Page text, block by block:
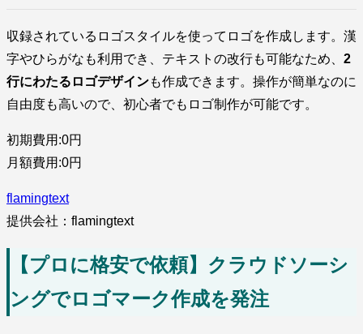
収録されているロゴスタイルを使ってロゴを作成します。漢
字やひらがなも利用でき、テキストの改行も可能なため、 2
行にわたるロゴデザインも作成できます。操作が簡単なのに
自由度も高いので、初心者でもロゴ制作が可能です。
初期費用:0円
月額費用:0円
flamingtext
提供会社：flamingtext
【プロに格安で依頼】クラウドソーシ
ングでロゴマーク作成を発注